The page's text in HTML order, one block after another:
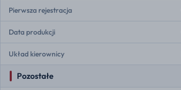
Pierwsza rejestracja
Data produkcji
Układ kierownicy
Pozostałe